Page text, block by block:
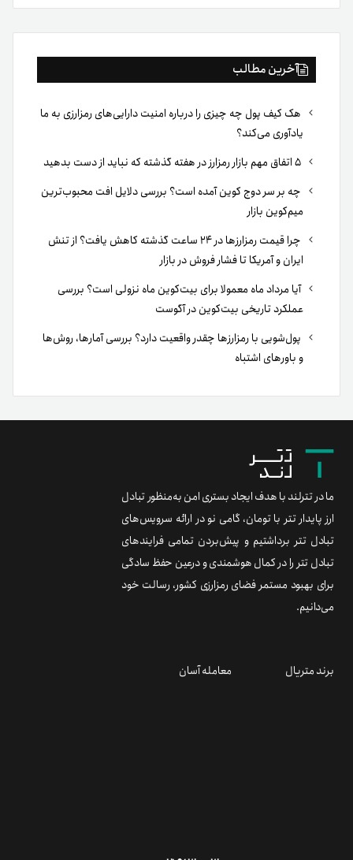
بوک
آخرین مطالب
هک کیف پول چه چیزی را درباره امنیت دارایی‌های رمزارزی به ما
یادآوری می‌کند؟
چه بر سر دوج کوین آمده است؟ بررسی دلایل افت محبوب‌ترین
میم‌کوین بازار
چرا قیمت رمزارزها در ۲۴ ساعت گذشته کاهش یافت؟ از تنش
ایران و آمریکا تا فشار فروش در بازار
آیا مرداد ماه معمولا برای بیت‌کوین ماه نزولی است؟ بررسی
عملکرد تاریخی بیت‌کوین در آگوست
پول‌شویی با رمزارزها چقدر واقعیت دارد؟ بررسی آمارها، روش‌ها
و باورهای اشتباه
ما در تترلند با هدف ایجاد بستری امن به‌منظور تبادل
ارز پایدار تتر با تومان، گامی نو در ارائه سرویس‌های
تبادل تتر برداشتیم و پیش‌بردن تمامی فرایندهای
تبادل تتر را در کمال هوشمندی و درعین حفظ سادگی
برای بهبود مستمر فضای رمزارزی کشور، رسالت خود
می‌دانیم.
برند متریال معامله آسان